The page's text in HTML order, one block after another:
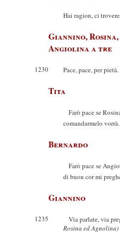
Hai ragion, ci
Giannino, Rosina,
Angiolina a tre
1230 Pace, pace, per pietà.
Tita
Farò pace se
comandarmelo vorrà.
Bernardo
Farò pace se
di buon cor mi
Giannino
1235 Via parlate, via
Rosina ed Agnolina)